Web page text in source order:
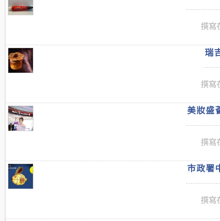
撰寫
瑞
撰寫
美妝盛
撰寫
市政署
撰寫